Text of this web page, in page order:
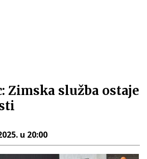
Zimska služba ostaje
u 20:00